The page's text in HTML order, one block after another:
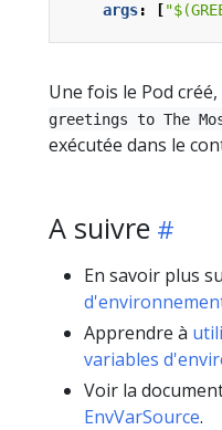
args: [
Une fois le Pod
greetings to The
exécutée dans le
A suivre
En savoir plus
Apprendre à
variables
Voir la
EnvVarSource.